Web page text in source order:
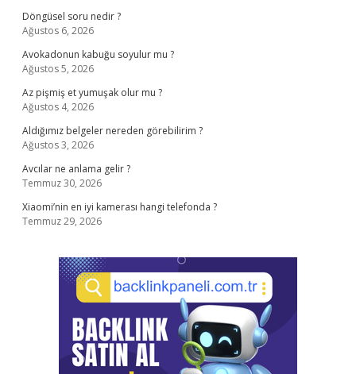
Döngüsel soru nedir ?
Ağustos 6, 2026
Avokadonun kabuğu soyulur mu ?
Ağustos 5, 2026
Az pişmiş et yumuşak olur mu ?
Ağustos 4, 2026
Aldığımız belgeler nereden görebilirim ?
Ağustos 3, 2026
Avcılar ne anlama gelir ?
Temmuz 30, 2026
Xiaomi’nin en iyi kamerası hangi telefonda ?
Temmuz 29, 2026